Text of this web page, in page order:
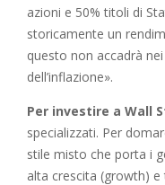
azioni e 50% titoli di
storicamente un
questo non accadrà
dell’inflazione».
Per investire a Wall
specializzati. Per
stile misto che porta i
alta crescita (growth) e